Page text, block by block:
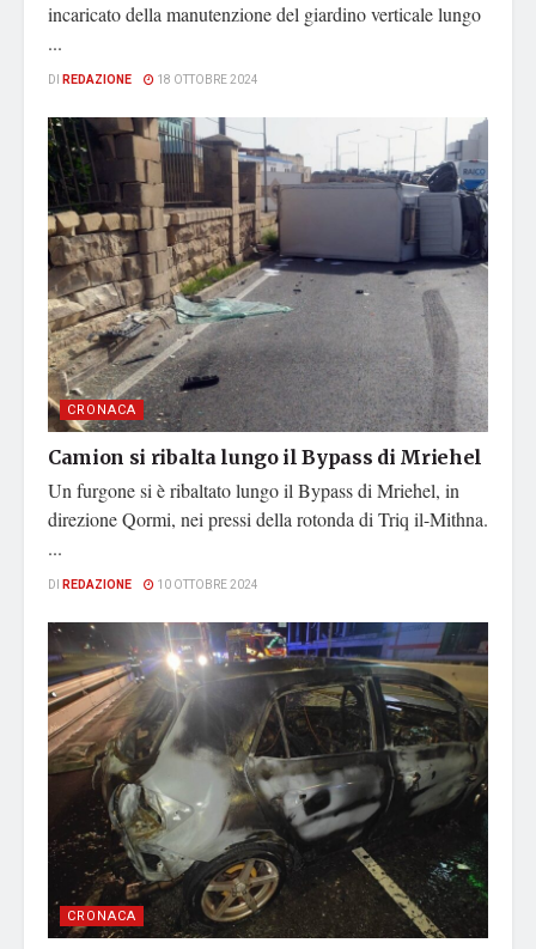
incaricato della manutenzione del giardino verticale lungo
...
DI REDAZIONE 18 OTTOBRE 2024
CRONACA
Camion si ribalta lungo il Bypass di Mriehel
Un furgone si è ribaltato lungo il Bypass di Mriehel, in
direzione Qormi, nei pressi della rotonda di Triq il-Mithna.
...
DI REDAZIONE 10 OTTOBRE 2024
CRONACA